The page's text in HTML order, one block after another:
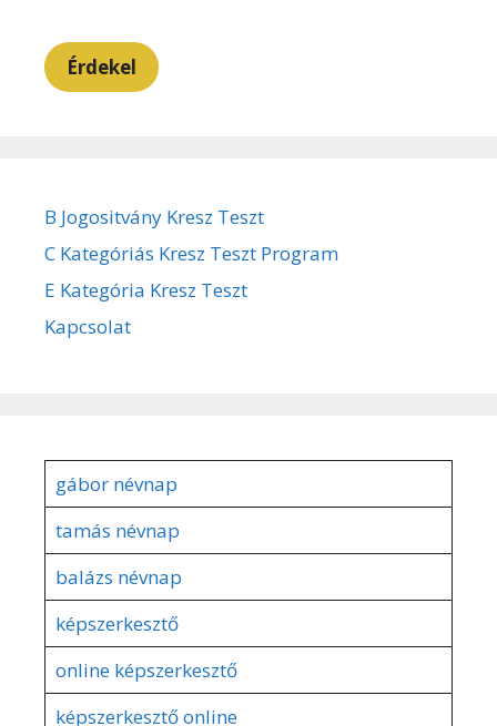
Érdekel
B Jogositvány Kresz Teszt
C Kategóriás Kresz Teszt Program
E Kategória Kresz Teszt
Kapcsolat
gábor névnap
tamás névnap
balázs névnap
képszerkesztő
online képszerkesztő
képszerkesztő online